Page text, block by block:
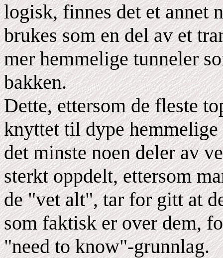
logisk, finnes det et annet
brukes som en del av et
mer hemmelige tunneler
bakken.
Dette, ettersom de fleste
knyttet til dype
det minste noen deler av
sterkt oppdelt, ettersom
de "vet alt", tar for gitt at
som faktisk er over dem,
"need to know"-grunnlag.